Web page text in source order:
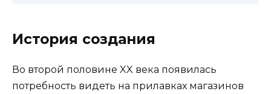
История создания
Во второй половине XX века появилась
потребность видеть на прилавках магазинов